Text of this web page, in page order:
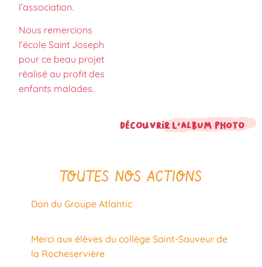
TOUTES NOS ACTIONS
Don du Groupe Atlantic
Merci aux élèves du collège Saint-Sauveur de
la Rocheservière
l’association.
Nous remercions
l’école Saint Joseph
pour ce beau projet
réalisé au profit des
enfants malades.
Découvrir l'album photo